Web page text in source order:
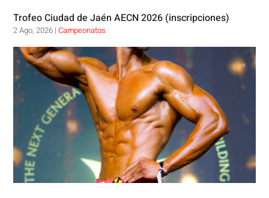
Trofeo Ciudad de Jaén AECN 2026 (inscripciones)
2 Ago, 2026 |Campeonatos